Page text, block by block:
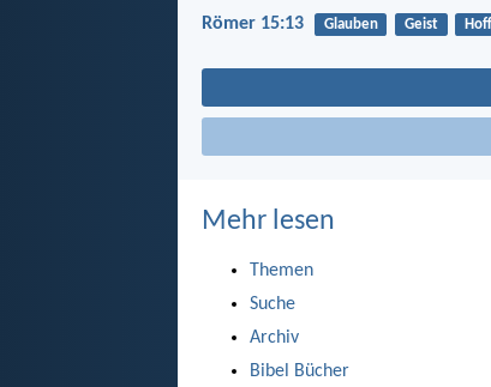
Römer 15:13 Glauben Geist
Mehr lesen
Themen
Suche
Archiv
Bibel Bücher